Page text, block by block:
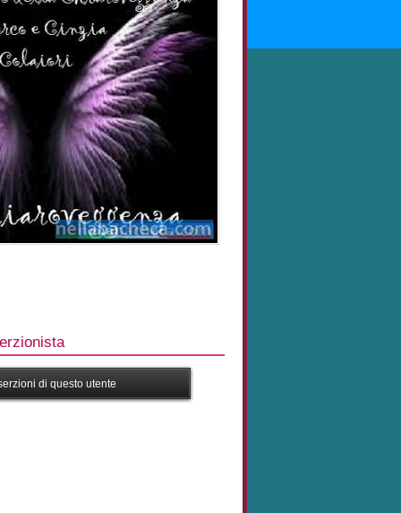
di questo utente